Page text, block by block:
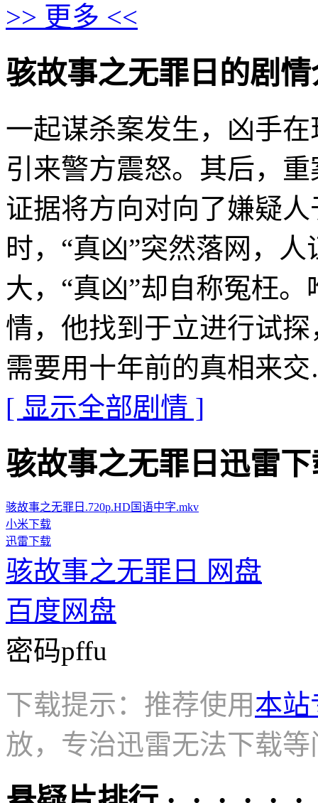
>> 更多 <<
骇故事之无罪日的剧情
一起谋杀案发生，凶手
引来警方震怒。其后，
证据将方向对向了嫌疑
时，“真凶”突然落网，
大，“真凶”却自称冤枉
情，他找到于立进行试
需要用十年前的真相来
[ 显示全部剧情 ]
骇故事之无罪日迅雷下
骇故事之无罪日.720p.HD国语中字.mkv
小米下载
迅雷下载
骇故事之无罪日 网盘
百度网盘
密码pffu
下载提示：推荐使用本站
放，专治迅雷无法下载等